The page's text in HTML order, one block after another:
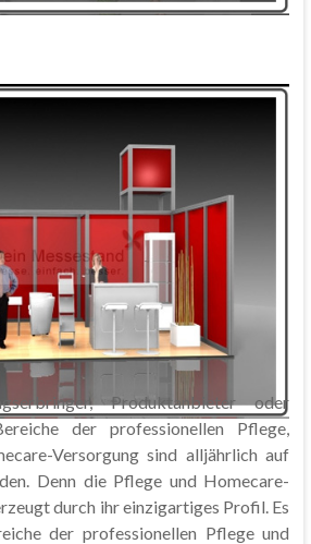
Produktanbieter oder
der professionellen Pflege,
Versorgung sind alljährlich auf
Denn die Pflege und Homecare-
durch ihr einzigartiges Profil. Es
der professionellen Pflege und